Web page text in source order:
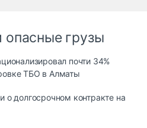
опасные грузы
почти 34%
ТБО в Алматы
о долгосрочном контракте на